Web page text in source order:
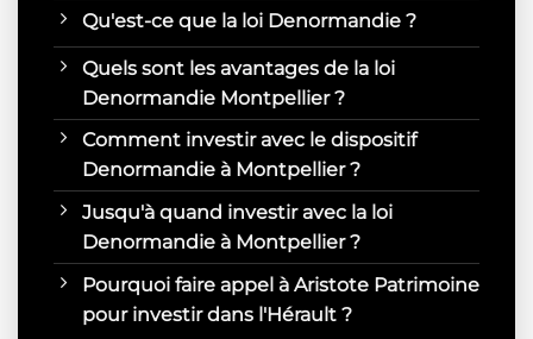
Qu'est-ce que la loi Denormandie ?
Quels sont les avantages de la loi
Denormandie Montpellier ?
Comment investir avec le dispositif
Denormandie à Montpellier ?
Jusqu'à quand investir avec la loi
Denormandie à Montpellier ?
Pourquoi faire appel à Aristote Patrimoine
pour investir dans l'Hérault ?